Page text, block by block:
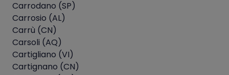
Carrodano (SP)
Carrosio (AL)
Carrù (CN)
Carsoli (AQ)
Cartigliano (VI)
Cartignano (CN)